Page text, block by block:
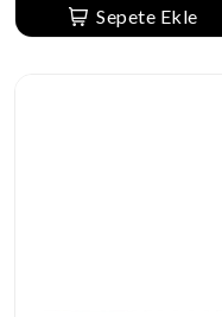
Sepete Ekle